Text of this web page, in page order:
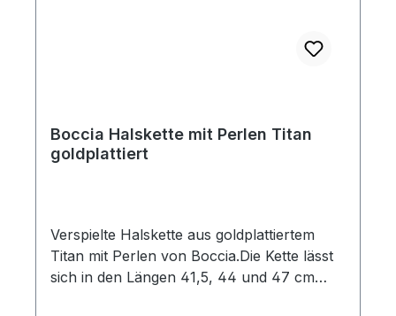
Boccia Halskette mit Perlen Titan
goldplattiert
Verspielte Halskette aus goldplattiertem
Titan mit Perlen von Boccia.Die Kette lässt
sich in den Längen 41,5, 44 und 47 cm